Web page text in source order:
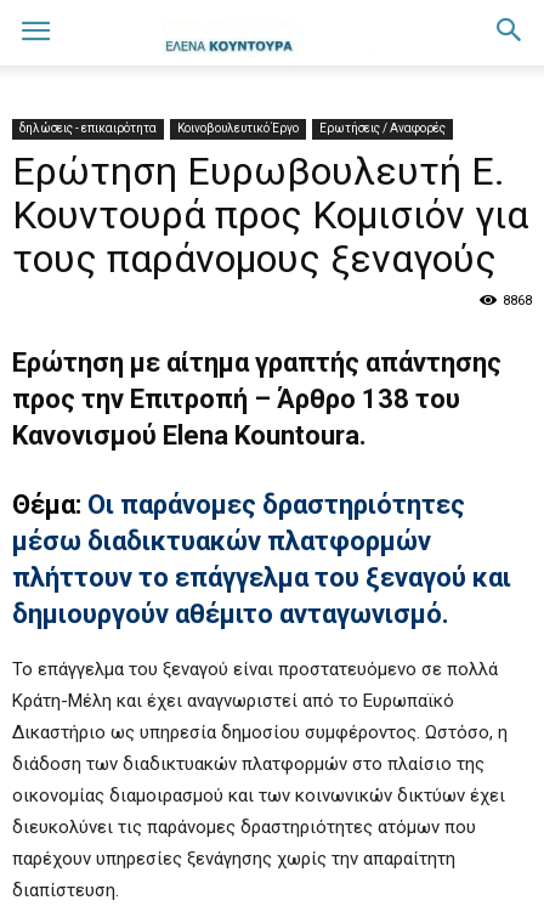
δηλώσεις - επικαιρότητα Κοινοβουλευτικό Έργο Ερωτήσεις / Αναφορές
Ερώτηση Ευρωβουλευτή Ε.
Κουντουρά προς Κομισιόν για
τους παράνομους ξεναγούς
8868
Ερώτηση με αίτημα γραπτής απάντησης
προς την Επιτροπή – Άρθρο 138 του
Κανονισμού Elena Kountoura.
Θέμα: Οι παράνομες δραστηριότητες
μέσω διαδικτυακών πλατφορμών
πλήττουν το επάγγελμα του ξεναγού και
δημιουργούν αθέμιτο ανταγωνισμό.
Το επάγγελμα του ξεναγού είναι προστατευόμενο σε πολλά
Κράτη-Μέλη και έχει αναγνωριστεί από το Ευρωπαϊκό
Δικαστήριο ως υπηρεσία δημοσίου συμφέροντος. Ωστόσο, η
διάδοση των διαδικτυακών πλατφορμών στο πλαίσιο της
οικονομίας διαμοιρασμού και των κοινωνικών δικτύων έχει
διευκολύνει τις παράνομες δραστηριότητες ατόμων που
παρέχουν υπηρεσίες ξενάγησης χωρίς την απαραίτητη
διαπίστευση.